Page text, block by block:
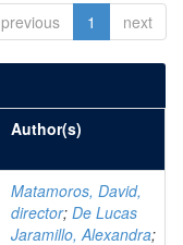
previous 1 next
Author(s)
Matamoros, David,
director; De Lucas
Jaramillo, Alexandra;